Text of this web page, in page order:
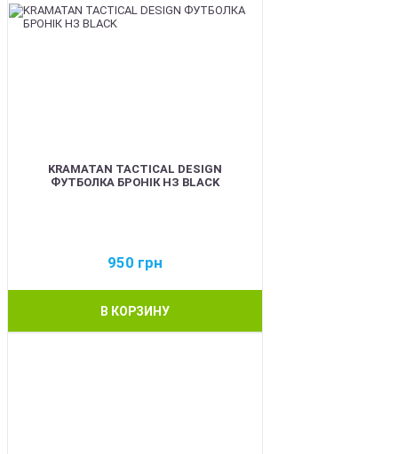
KRAMATAN TACTICAL DESIGN
ФУТБОЛКА БРОНІК НЗ BLACK
950 грн
В КОРЗИНУ